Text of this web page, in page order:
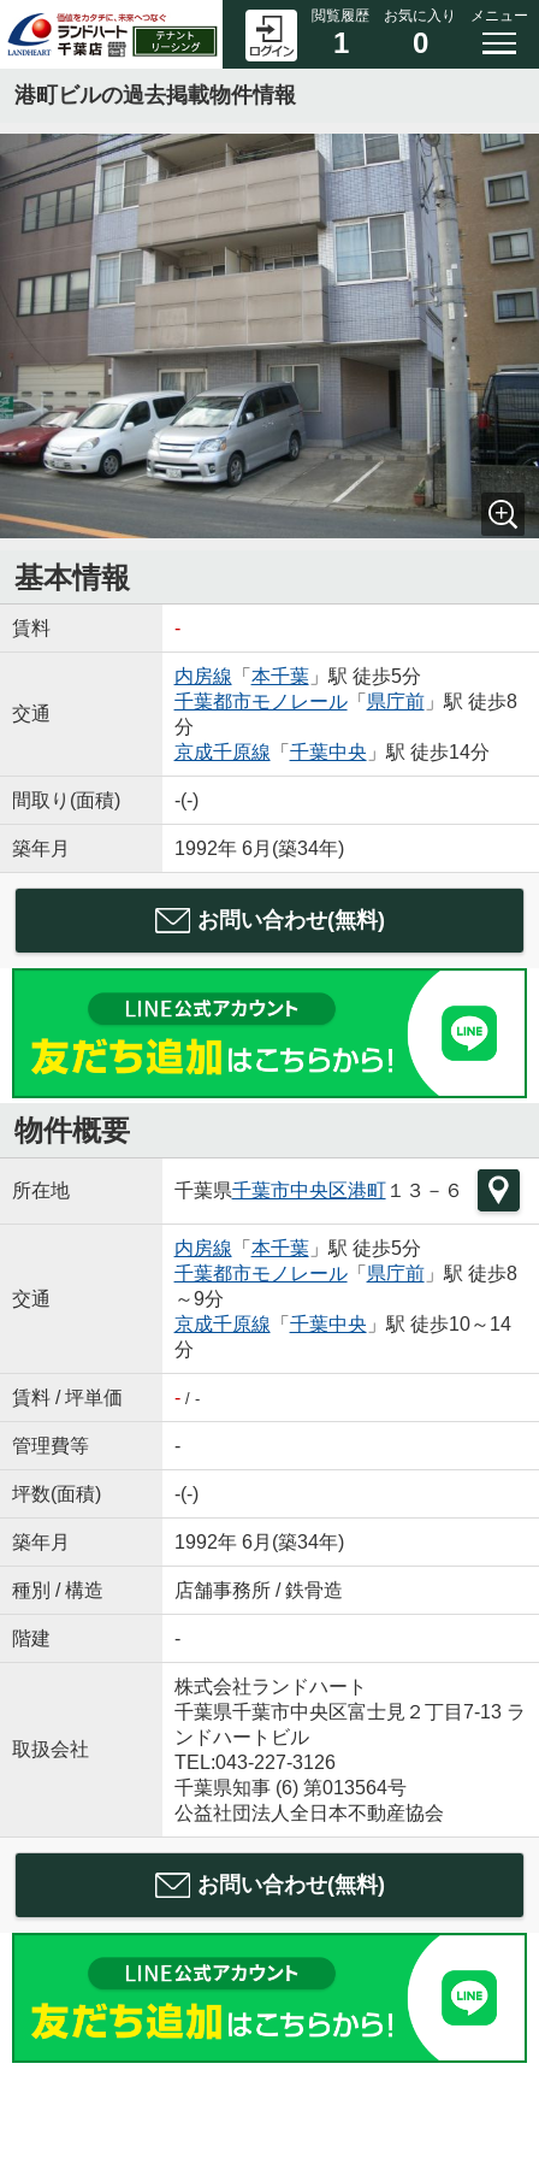
閲覧履歴
1
お気に入り
0
メニュー
港町ビルの過去掲載物件情報
基本情報
賃料 -
交通
内房線 「 本千葉」駅 徒歩5分
千葉都市モノレール「 県庁前」駅 徒歩8
分
京成千原線 「 千葉中央 」駅 徒歩14分
間取り(面積) -(-)
築年月 1992年 6月(築34年)
お問い合わせ(無料)
物件概要
所在地 千葉県千葉市中央区港町１３－６
交通
内房線 「 本千葉」駅 徒歩5分
千葉都市モノレール「 県庁前」駅 徒歩8
～9分
京成千原線 「 千葉中央 」駅 徒歩10～14
分
賃料 / 坪単価 -/ -
管理費等 -
坪数(面積) -(-)
築年月 1992年 6月(築34年)
種別 / 構造 店舗事務所 / 鉄骨造
階建 -
取扱会社
株式会社ランドハート
千葉県千葉市中央区富士見２丁目7-13 ラ
ンドハートビル
TEL:043-227-3126
千葉県知事 (6) 第013564号
公益社団法人全日本不動産協会
お問い合わせ(無料)